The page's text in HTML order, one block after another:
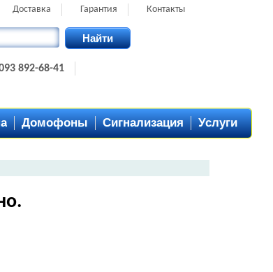
Доставка Гарантия Контакты
Найти
892-68-41
Домофоны Сигнализация Услуги